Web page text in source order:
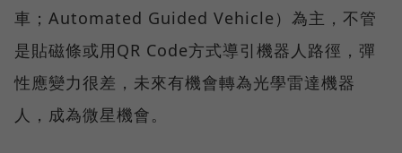
車；Automated Guided Vehicle）為主，不管
是貼磁條或用QR Code方式導引機器人路徑，彈
性應變力很差，未來有機會轉為光學雷達機器
人，成為微星機會。